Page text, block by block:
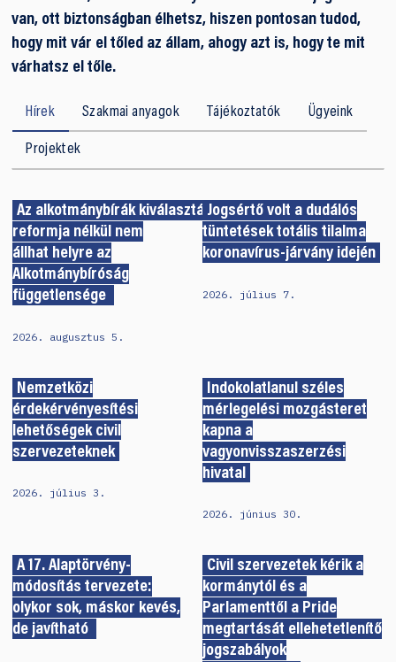
van, ott biztonságban élhetsz, hiszen pontosan tudod,
hogy mit vár el tőled az állam, ahogy azt is, hogy te mit
várhatsz el tőle.
Hírek Szakmai anyagok Tájékoztatók Ügyeink
Projektek
Az alkotmánybírák kiválasztásának
reformja nélkül nem
állhat helyre az
Alkotmánybíróság
függetlensége
2026. augusztus 5.
Jogsértő volt a dudálós
tüntetések totális tilalma
koronavírus-járvány idején
2026. július 7.
Nemzetközi
érdekérvényesítési
lehetőségek civil
szervezeteknek
2026. július 3.
Indokolatlanul széles
mérlegelési mozgásteret
kapna a
vagyonvisszaszerzési
hivatal
2026. június 30.
A 17. Alaptörvény-
módosítás tervezete:
olykor sok, máskor kevés,
de javítható
Civil szervezetek kérik a
kormánytól és a
Parlamenttől a Pride
megtartását ellehetetlenítő
jogszabályok